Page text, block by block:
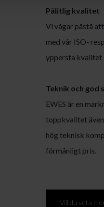
Pålitlig kvalitet
Vi vågar påstå
med vår ISO-
yppersta kvalitet
Teknik och god
EWES är en
toppkvalitet
hög teknisk
förmånligt pris.
Vill du veta